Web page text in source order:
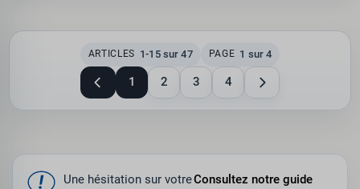
ARTICLES 1-15 sur 47 PAGE 1 sur 4
1 2 3 4
Une hésitation sur votreConsultez notre guide